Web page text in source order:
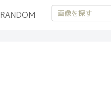
RANDOM